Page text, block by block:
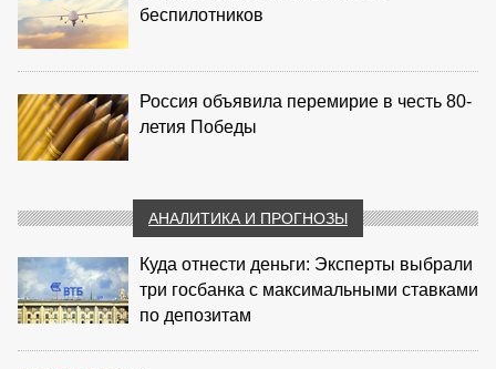
беспилотников
Россия объявила перемирие в честь 80-
летия Победы
АНАЛИТИКА И ПРОГНОЗЫ
Куда отнести деньги: Эксперты выбрали
три госбанка с максимальными ставками
по депозитам